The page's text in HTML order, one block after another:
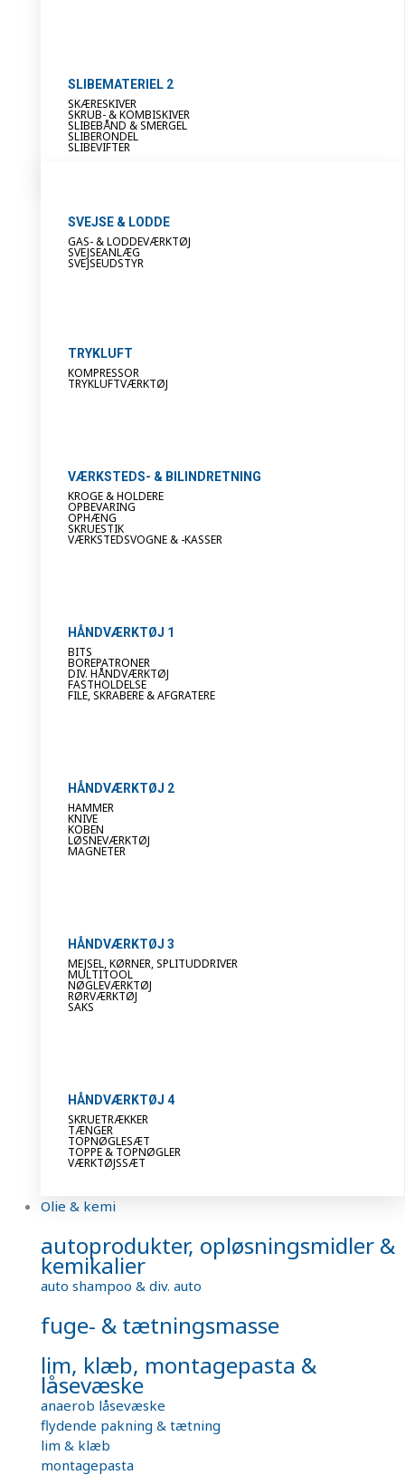
SLIBEMATERIEL 2
SKÆRESKIVER
SKRUB- & KOMBISKIVER
SLIBEBÅND & SMERGEL
SLIBERONDEL
SLIBEVIFTER
SVEJSE & LODDE
GAS- & LODDEVÆRKTØJ
SVEJSEANLÆG
SVEJSEUDSTYR
TRYKLUFT
KOMPRESSOR
TRYKLUFTVÆRKTØJ
VÆRKSTEDS- & BILINDRETNING
KROGE & HOLDERE
OPBEVARING
OPHÆNG
SKRUESTIK
VÆRKSTEDSVOGNE & -KASSER
HÅNDVÆRKTØJ 1
BITS
BOREPATRONER
DIV. HÅNDVÆRKTØJ
FASTHOLDELSE
FILE, SKRABERE & AFGRATERE
HÅNDVÆRKTØJ 2
HAMMER
KNIVE
KOBEN
LØSNEVÆRKTØJ
MAGNETER
HÅNDVÆRKTØJ 3
MEJSEL, KØRNER, SPLITUDDRIVER
MULTITOOL
NØGLEVÆRKTØJ
RØRVÆRKTØJ
SAKS
HÅNDVÆRKTØJ 4
SKRUETRÆKKER
TÆNGER
TOPNØGLESÆT
TOPPE & TOPNØGLER
VÆRKTØJSSÆT
Olie & kemi
autoprodukter, opløsningsmidler &
kemikalier
auto shampoo & div. auto
fuge- & tætningsmasse
lim, klæb, montagepasta &
låsevæske
anaerob låsevæske
flydende pakning & tætning
lim & klæb
montagepasta